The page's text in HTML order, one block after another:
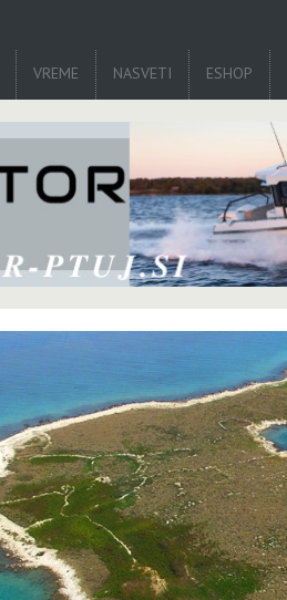
VREME NASVETI ESHOP